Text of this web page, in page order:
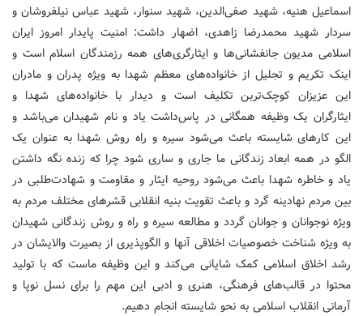
اسماعیل هنیه، شهید صفی‌الدین، شهید سنوار، شهید عباس نیلفروشان و
سردار شهید محمدرضا زاهدی، اضهار داشت: امنیت پایدار امروز ایران
اسلامی مدیون جانفشانی‌ها و ایثارگری‌های همه رزمندگان اسلام است و
اینک تکریم و تجلیل از خانواده‌های معظم شهدا به ویژه پدران و مادران
این عزیزان کوچک‌تربن تکلیف است و دیدار با خانواده‌های شهدا و
ایثارگران یک وظیفه همگانی در پاس‌داشت یاد و نام شهیدان می‌باشد و
این کارهای شایسته باعث می‌شود سیره و راه روش شهدا به عنوان یک
الگو در همه ابعاد زندگانی ما جاری و ساری شود چرا که زنده نگه داشتن
یاد و خاطره شهدا باعث می‌شود روحیه ایثار و مقاومت و شهادت‌طلبی در
بین مردم نهادینه گرد و باعث تقویت بنیه انقلابی قشرهای مختلف مردم به
ویژه نوجوانان و جوانان گردد و مطالعه سیره و راه و روش زندگانی شهیدان
به ویژه شناخت خصوصیات اخلاقی آنها و الگوپذیری از بصیرت والایشان در
رشد اخلاق اسلامی کمک شایانی می‌کند و این وظیفه ماست که با تولید
محتوا در قالب‌های فرهنگی، هنری و ادبی این مهم را برای نسل نوپا و
آرمانی انقلاب اسلامی به نحو شایسته انجام دهیم.